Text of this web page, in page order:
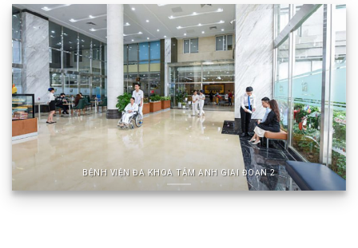
BỆNH VIỆN ĐA KHOA TÂM ANH GIAI ĐOẠN 2